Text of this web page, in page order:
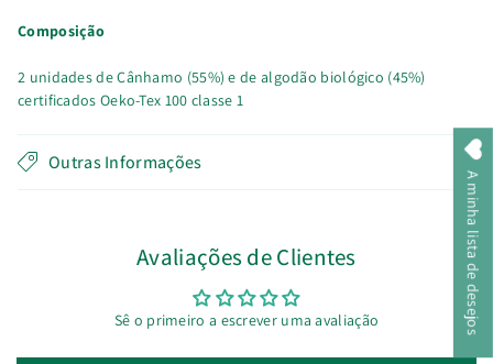
Composição
2 unidades de Cânhamo (55%) e de algodão biológico (45%)
certificados Oeko-Tex 100 classe 1
Outras Informações
Avaliações de Clientes
Sê o primeiro a escrever uma avaliação A minha lista de desejos